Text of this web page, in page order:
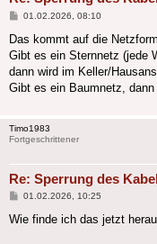
Beitrag
01.02.2026, 08:10
Das kommt auf die
Gibt es ein Sternnetz (jede
dann wird im Keller/
Gibt es ein Baumnetz,
Timo1983
Fortgeschrittener
Re: Sperrung des
Beitrag
01.02.2026, 10:25
Wie finde ich das jetzt